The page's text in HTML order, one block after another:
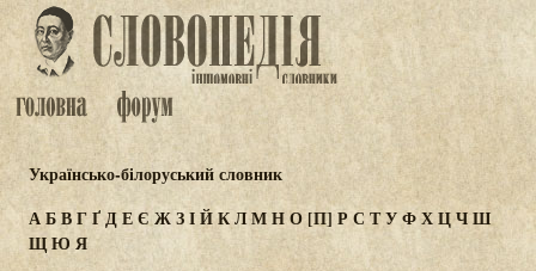
Українсько-білоруський словник
АБВГҐДЕЄ ЖЗІЙКЛМНО[П] Р С ТУФХЦЧШ
ЩЮ Я